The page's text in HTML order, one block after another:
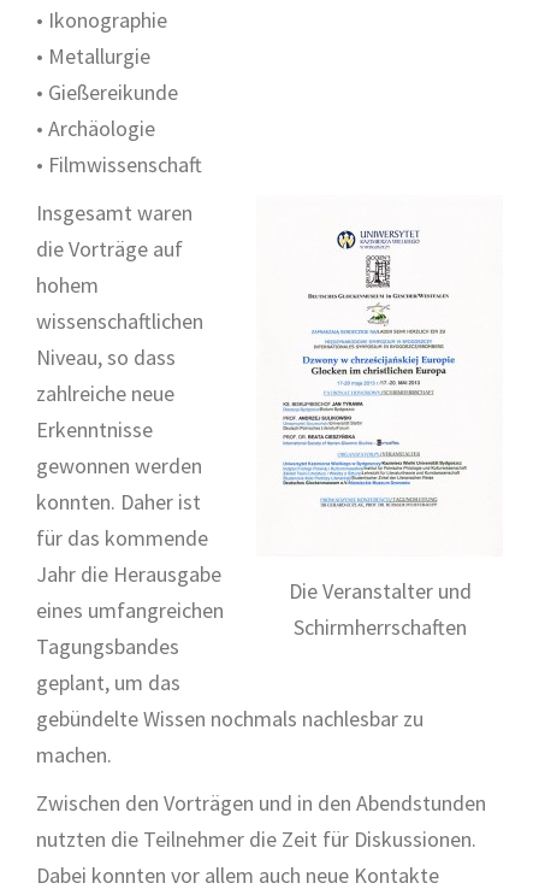
• Ikonographie
• Metallurgie
• Gießereikunde
• Archäologie
• Filmwissenschaft
Die Veranstalter und
Schirmherrschaften
Insgesamt waren
die Vorträge auf
hohem
wissenschaftlichen
Niveau, so dass
zahlreiche neue
Erkenntnisse
gewonnen werden
konnten. Daher ist
für das kommende
Jahr die Herausgabe
eines umfangreichen
Tagungsbandes
geplant, um das
gebündelte Wissen nochmals nachlesbar zu
machen.
Zwischen den Vorträgen und in den Abendstunden
nutzten die Teilnehmer die Zeit für Diskussionen.
Dabei konnten vor allem auch neue Kontakte